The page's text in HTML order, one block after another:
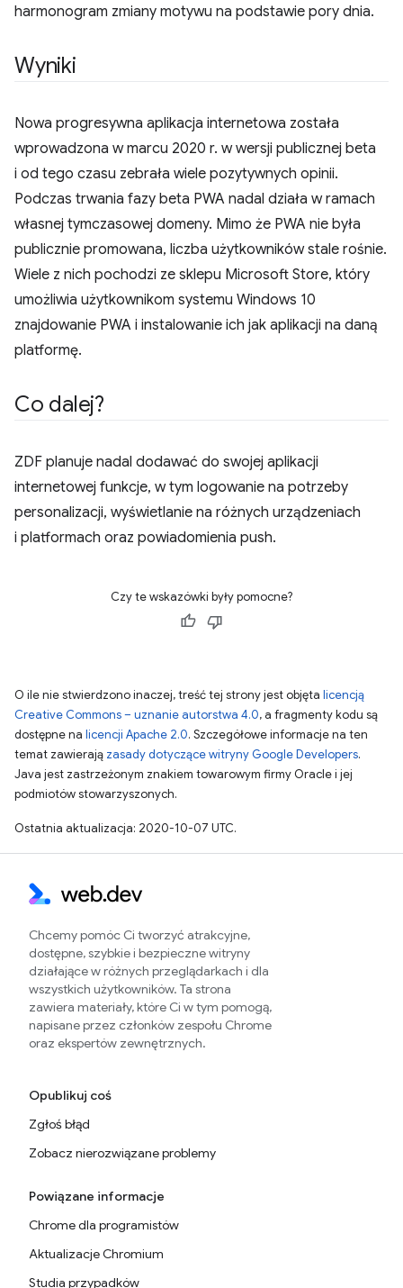
harmonogram zmiany motywu na podstawie pory dnia.
Wyniki
Nowa progresywna aplikacja internetowa została
wprowadzona w marcu 2020 r. w wersji publicznej beta
i od tego czasu zebrała wiele pozytywnych opinii.
Podczas trwania fazy beta PWA nadal działa w ramach
własnej tymczasowej domeny. Mimo że PWA nie była
publicznie promowana, liczba użytkowników stale rośnie.
Wiele z nich pochodzi ze sklepu Microsoft Store, który
umożliwia użytkownikom systemu Windows 10
znajdowanie PWA i instalowanie ich jak aplikacji na daną
platformę.
Co dalej?
ZDF planuje nadal dodawać do swojej aplikacji
internetowej funkcje, w tym logowanie na potrzeby
personalizacji, wyświetlanie na różnych urządzeniach
i platformach oraz powiadomienia push.
Czy te wskazówki były pomocne?
O ile nie stwierdzono inaczej, treść tej strony jest objęta licencją
Creative Commons – uznanie autorstwa 4.0, a fragmenty kodu są
dostępne na licencji Apache 2.0. Szczegółowe informacje na ten
temat zawierają zasady dotyczące witryny Google Developers.
Java jest zastrzeżonym znakiem towarowym firmy Oracle i jej
podmiotów stowarzyszonych.
Ostatnia aktualizacja: 2020-10-07 UTC.
Chcemy pomóc Ci tworzyć atrakcyjne,
dostępne, szybkie i bezpieczne witryny
działające w różnych przeglądarkach i dla
wszystkich użytkowników. Ta strona
zawiera materiały, które Ci w tym pomogą,
napisane przez członków zespołu Chrome
oraz ekspertów zewnętrznych.
Opublikuj coś
Zgłoś błąd
Zobacz nierozwiązane problemy
Powiązane informacje
Chrome dla programistów
Aktualizacje Chromium
Studia przypadków